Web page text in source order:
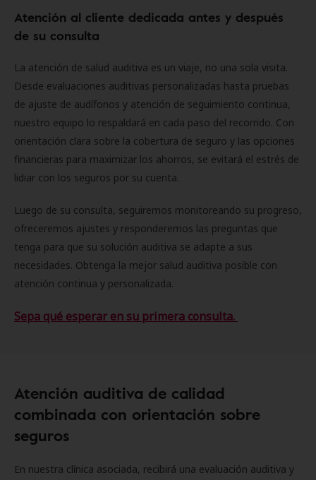
Atención al cliente dedicada antes y después
de su consulta
La atención de salud auditiva es un viaje, no una sola visita.
Desde evaluaciones auditivas personalizadas hasta pruebas
de ajuste de audífonos y atención de seguimiento continua,
nuestro equipo lo respaldará en cada paso del recorrido. Con
orientación clara sobre la cobertura de seguro y las opciones
financieras para maximizar los ahorros, se evitará el estrés de
lidiar con los seguros por su cuenta.
Luego de su consulta, seguiremos monitoreando su progreso,
ofreceremos ajustes y responderemos las preguntas que
tenga para que su solución auditiva se adapte a sus
necesidades. Obtenga la mejor salud auditiva posible con
atención continua y personalizada.
Sepa qué esperar en su primera consulta.
Atención auditiva de calidad
combinada con orientación sobre
seguros
En nuestra clínica asociada, recibirá una evaluación auditiva y